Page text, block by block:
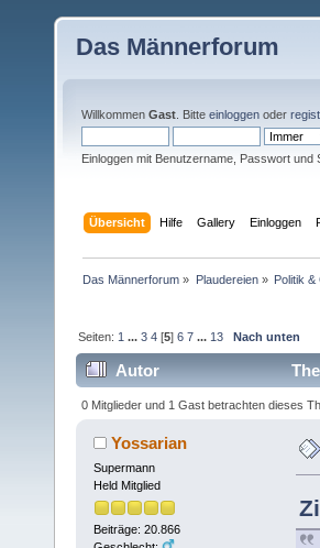
Das Männerforum
Willkommen Gast . Bitte einloggen oder
Einloggen mit Benutzername, Passwort und
Übersicht Hilfe Gallery Einloggen
Das Männerforum » Plaudereien» Politik
Seiten: 1 ...3 4 [5]6 7 ... 13 Nach unten
Autor
0 Mitglieder und 1 Gast betrachten dieses
Yossarian
Supermann
Held Mitglied
Beiträge: 20.866